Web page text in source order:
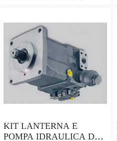
HONDA ecc
KIT LANTERNA E
POMPA IDRAULICA DA